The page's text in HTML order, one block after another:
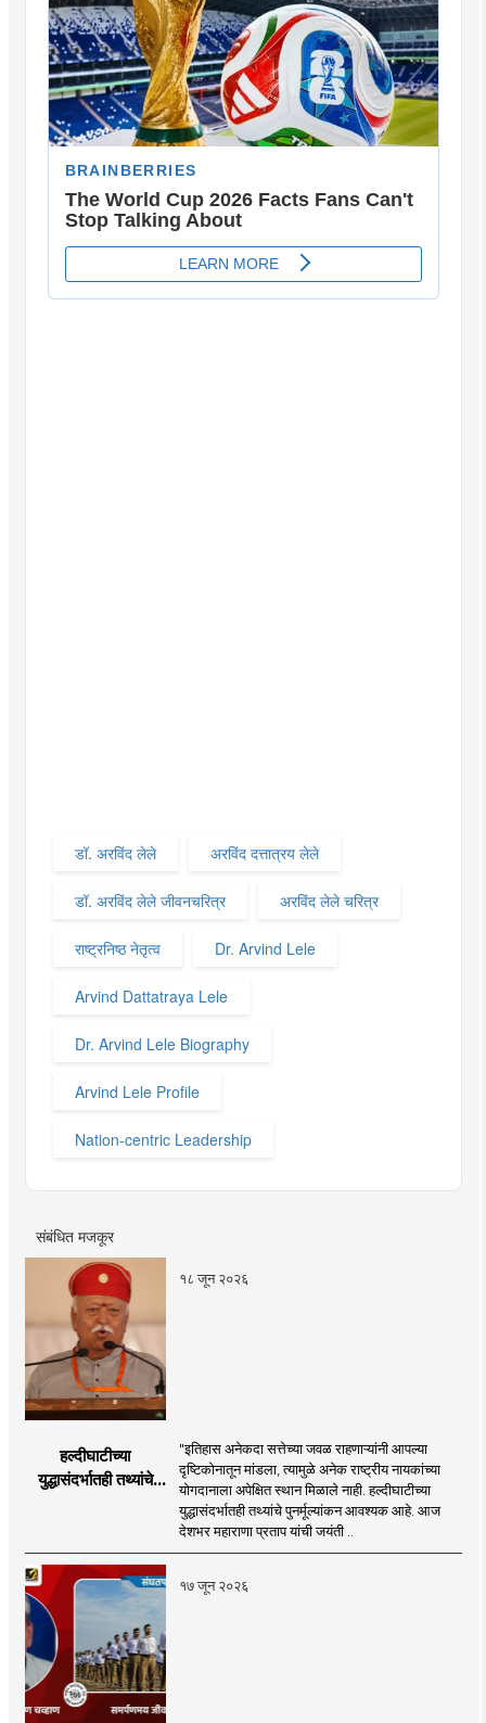
डॉ. अरविंद लेले अरविंद दत्तात्रय लेले
डॉ. अरविंद लेले जीवनचरित्र अरविंद लेले चरित्र
राष्ट्रनिष्ठ नेतृत्व Dr. Arvind Lele
Arvind Dattatraya Lele
Dr. Arvind Lele Biography
Arvind Lele Profile
Nation-centric Leadership
संबंधित मजकूर
१८ जून २०२६
हल्दीघाटीच्या
युद्धासंदर्भातही तथ्यांचे
मोहनजी भागवत
"इतिहास अनेकदा सत्तेच्या जवळ राहणाऱ्यांनी आपल्या
दृष्टिकोनातून मांडला, त्यामुळे अनेक राष्ट्रीय नायकांच्या
योगदानाला अपेक्षित स्थान मिळाले नाही. हल्दीघाटीच्या
युद्धासंदर्भातही तथ्यांचे पुनर्मूल्यांकन आवश्यक आहे. आज
देशभर महाराणा प्रताप यांची जयंती ..
१७ जून २०२६